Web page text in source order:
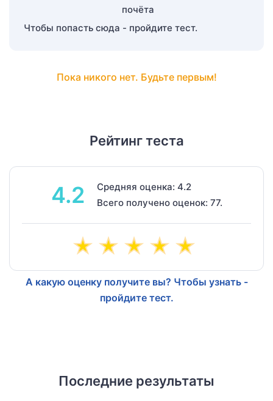
Чтобы попасть сюда - пройдите тест.
Пока никого нет. Будьте первым!
Рейтинг теста
4.2
Средняя оценка: 4.2
Всего получено оценок: 77.
А какую оценку получите вы? Чтобы узнать -
пройдите тест.
Последние результаты